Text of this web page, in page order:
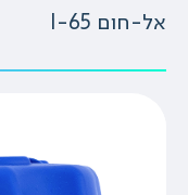
אל-חום 65-I